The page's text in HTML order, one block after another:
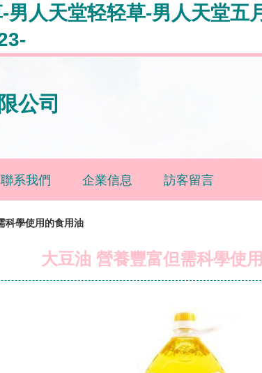
人天堂轻轻草-男人天堂
公司
聯系我們 企業信息 訪客留言
科學使用的食用油
大豆油 營養豐富但需科學使